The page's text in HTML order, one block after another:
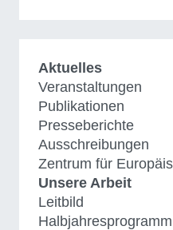
Aktuelles
Veranstaltungen
Publikationen
Presseberichte
Ausschreibungen
Zentrum für
Unsere Arbeit
Leitbild
Halbjahresprogramm